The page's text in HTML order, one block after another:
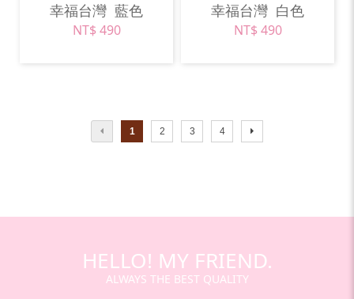
幸福台灣 藍色
NT$ 490
幸福台灣 白色
NT$ 490
1 2 3 4
HELLO! MY FRIEND.
ALWAYS THE BEST QUALITY